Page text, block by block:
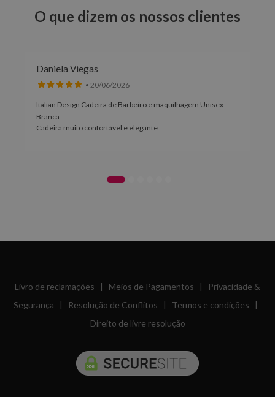
O que dizem os nossos clientes
Daniela Viegas
• 20/06/2026
Italian Design Cadeira de Barbeiro e maquilhagem Unisex
Branca
Cadeira muito confortável e elegante
Livro de reclamações | Meios de Pagamentos |
Privacidade &
Segurança | Resolução de Conflitos | Termos e condições |
Direito de livre resolução